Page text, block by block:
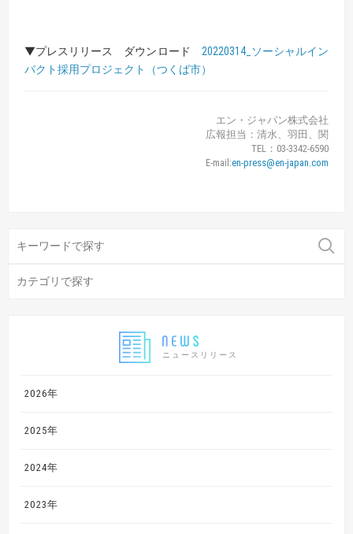
ニュースリリース
2026年
2025年
2024年
2023年
▼プレスリリース ダウンロード 20220314_ソーシャルイン
パクト採用プロジェクト（つくば市）
エン・ジャパン株式会社
広報担当：清水、羽田、関
TEL：03-3342-6590
E-mail:en-press@en-japan.com